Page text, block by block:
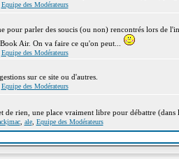
Equipe des Modérateurs
pour parler des soucis (ou non) rencontrés lors de
Air. On va faire ce qu'on peut...
Equipe des Modérateurs
sur ce site ou d'autres.
Equipe des Modérateurs
de rien, une place vraiment libre pour débattre (dans
, ale, Equipe des Modérateurs